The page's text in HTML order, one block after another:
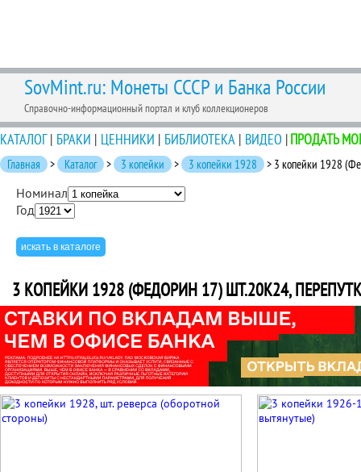
SovMint.ru: Монеты СССР и Банка России
Справочно-информационный портал и клуб коллекционеров
КАТАЛОГ| БРАКИ | ЦЕННИКИ | БИБЛИОТЕКА | ВИДЕО |ПРОДАТЬ
Главная > Каталог > 3 копейки > 3 копейки 1928 > 3 копейки 1928
Номинал
Год
3 КОПЕЙКИ 1928 (ФЕДОРИН 17) ШТ.20К24,